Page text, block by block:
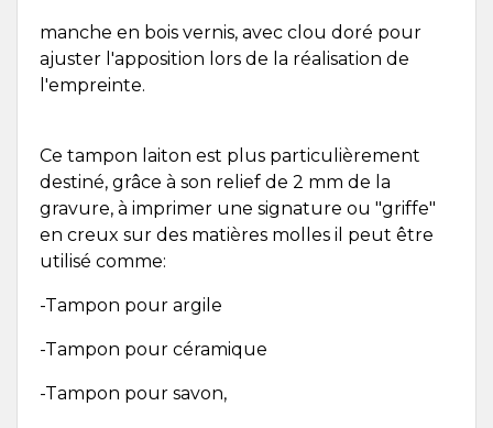
manche en bois vernis, avec clou doré pour
ajuster l'apposition lors de la réalisation de
l'empreinte.
Ce tampon laiton est plus particulièrement
destiné, grâce à son relief de 2 mm de la
gravure, à imprimer une signature ou "griffe"
en creux sur des matières molles il peut être
utilisé comme:
-Tampon pour argile
-Tampon pour céramique
-Tampon pour savon,